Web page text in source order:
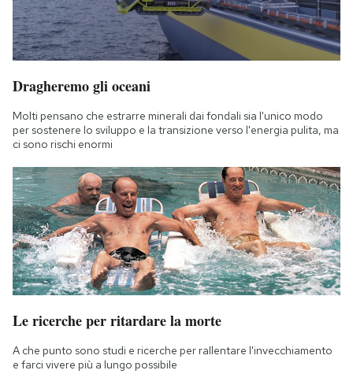
Dragheremo gli oceani
Molti pensano che estrarre minerali dai fondali sia l'unico modo
per sostenere lo sviluppo e la transizione verso l'energia pulita, ma
ci sono rischi enormi
Le ricerche per ritardare la morte
A che punto sono studi e ricerche per rallentare l'invecchiamento
e farci vivere più a lungo possibile